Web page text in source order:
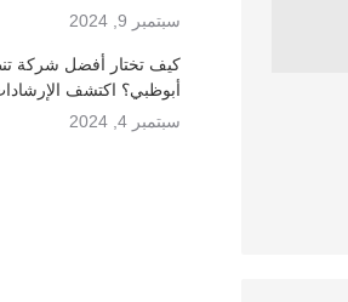
سبتمبر 9, 2024
كيف تختار أفضل شركة
أبوظبي؟ اكتشف
سبتمبر 4, 2024